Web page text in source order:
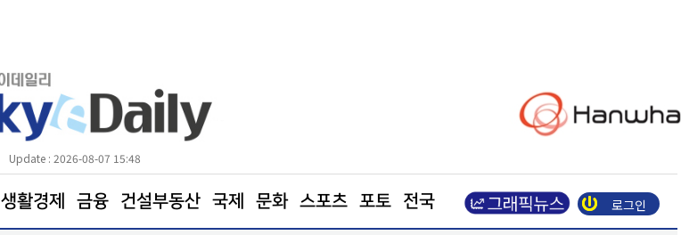
Update : 2026-08-07 15:48
생활경제 금융 건설부동산 국제 문화 스포츠 포토 전국 로그인